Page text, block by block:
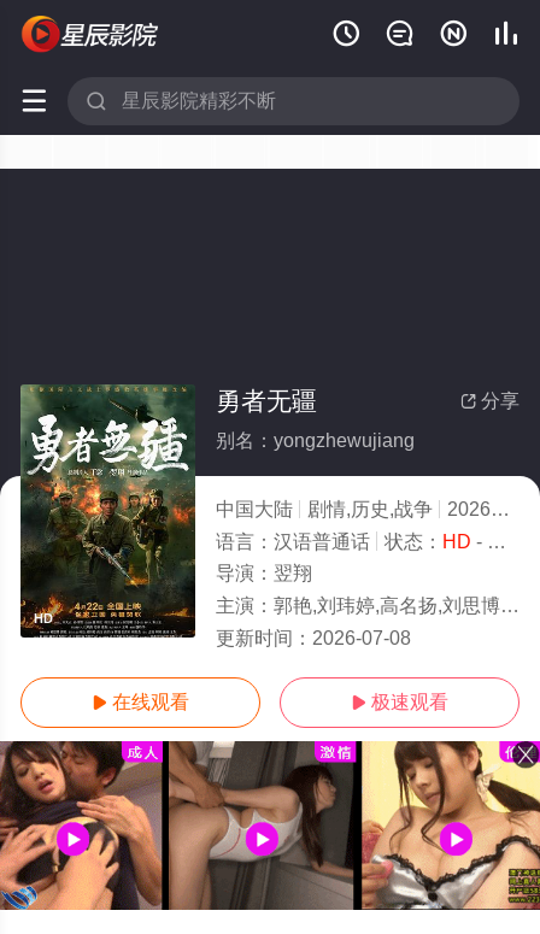
   
 
HD
 分享
勇者无疆
别名：yongzhewujiang
中国大陆 剧情,历史,战争 2026
5.0
语言： 汉语普通话 状态： HD - 可以高清免费在线观看
导演： 翌翔
主演： 郭艳,刘玮婷,高名扬,刘思博,张喜来,何达,曹羽,高文,周奥杰
更新时间： 2026-07-08
 在线观看  极速观看